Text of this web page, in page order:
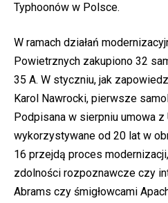
Typhoonów w Polsce.
W ramach działań
Powietrznych zakupiono 32
35 A. W styczniu, jak
Karol Nawrocki, pierwsze
Podpisana w sierpniu umowa z
wykorzystywane od 20 lat w
16 przejdą proces
zdolności rozpoznawcze czy
Abrams czy śmigłowcami